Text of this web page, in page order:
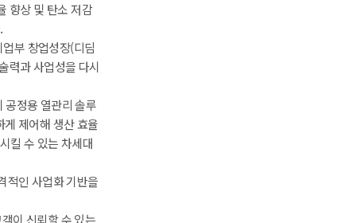
향상 및 탄소 저감
부 창업성장(디딤
력과 사업성을 다시
정용 열관리 솔루
제어해 생산 효율
킬 수 있는 차세대
적인 사업화 기반을